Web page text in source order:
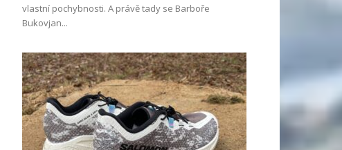
vlastní pochybnosti. A právě tady se Barboře
Bukovjan...